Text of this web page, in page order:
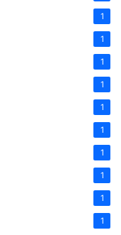
1
1
1
1
1
1
1
1
1
1